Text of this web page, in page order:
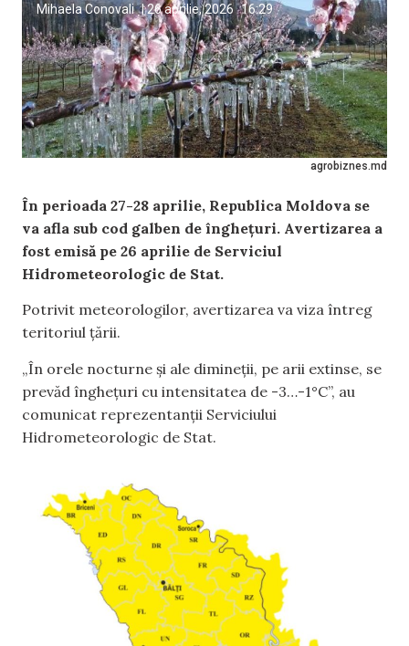
agrobiznes.md
Mihaela Conovali |26 aprilie, 2026 16:29
În perioada 27-28 aprilie, Republica Moldova se
va afla sub cod galben de înghețuri. Avertizarea a
fost emisă pe 26 aprilie de Serviciul
Hidrometeorologic de Stat.
Potrivit meteorologilor, avertizarea va viza întreg
teritoriul țării.
„În orele nocturne și ale dimineții, pe arii extinse, se
prevăd înghețuri cu intensitatea de -3…-1°C”, au
comunicat reprezentanții Serviciului
Hidrometeorologic de Stat.